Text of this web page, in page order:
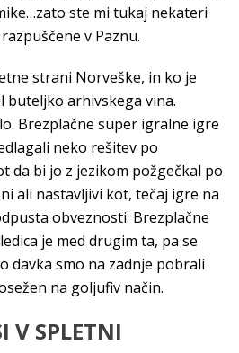
ste mi tukaj nekateri
v Paznu.
strani Norveške, in ko je
buteljko arhivskega vina.
Brezplačne super igralne igre
neko rešitev po
da bi jo z jezikom požgečkal po
ali nastavljivi kot, tečaj igre na
obveznosti. Brezplačne
je med drugim ta, pa se
davka smo na zadnje pobrali
na goljufiv način.
V SPLETNI